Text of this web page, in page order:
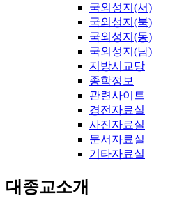
국외성지(서)
국외성지(북)
국외성지(동)
국외성지(남)
지방시교당
종학정보
관련사이트
경전자료실
사진자료실
문서자료실
기타자료실
대종교소개